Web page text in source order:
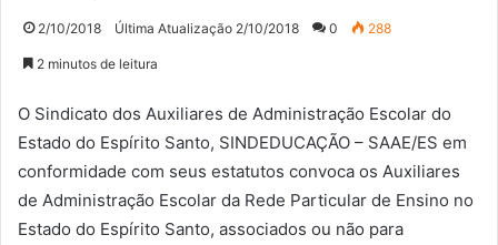
2/10/2018 Última Atualização 2/10/2018 0 288
2 minutos de leitura
O Sindicato dos Auxiliares de Administração Escolar do
Estado do Espírito Santo, SINDEDUCAÇÃO – SAAE/ES em
conformidade com seus estatutos convoca os Auxiliares
de Administração Escolar da Rede Particular de Ensino no
Estado do Espírito Santo, associados ou não para